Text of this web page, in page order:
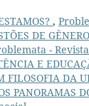
,
DE
-
E
FILOSOFIA DA